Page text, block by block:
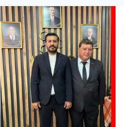
SİYASET
SPOR
TARIM
TURİZM